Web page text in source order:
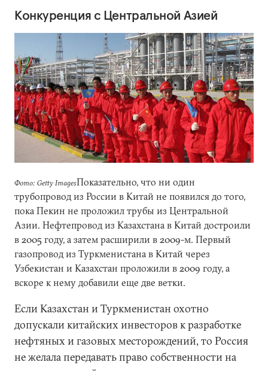
Конкуренция с Центральной Азией
Фото: Getty ImagesПоказательно, что ни один
трубопровод из России в Китай не появился до того,
пока Пекин не проложил трубы из Центральной
Азии. Нефтепровод из Казахстана в Китай достроили
в 2005 году, а затем расширили в 2009-м. Первый
газопровод из Туркменистана в Китай через
Узбекистан и Казахстан проложили в 2009 году, а
вскоре к нему добавили еще две ветки.
Если Казахстан и Туркменистан охотно
допускали китайских инвесторов к разработке
нефтяных и газовых месторождений, то Россия
не желала передавать право собственности на